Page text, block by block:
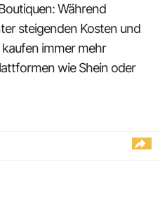
Während
steigenden Kosten und
immer mehr
wie Shein oder